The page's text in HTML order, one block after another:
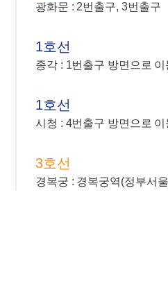
광화문 : 2번출구, 3번출구
1호선
종각 : 1번출구 방면으로
1호선
시청 : 4번출구 방면으로
3호선
경복궁 : 경복궁역(정부서